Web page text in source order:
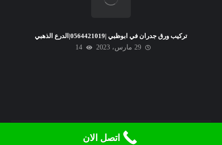
تركيب ورق جدران في ابوظبي |0564421019|الدرع الذهبي
29 مارس، 2023
14
اتصل الان